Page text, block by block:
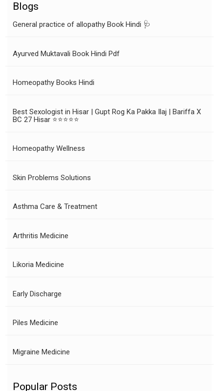
Blogs
General practice of allopathy Book Hindi 🩺
Ayurved Muktavali Book Hindi Pdf
Homeopathy Books Hindi
Best Sexologist in Hisar | Gupt Rog Ka Pakka Ilaj | Bariffa X
BC 27 Hisar ⭐⭐⭐⭐⭐
Homeopathy Wellness
Skin Problems Solutions
Asthma Care & Treatment
Arthritis Medicine
Likoria Medicine
Early Discharge
Piles Medicine
Migraine Medicine
Popular Posts